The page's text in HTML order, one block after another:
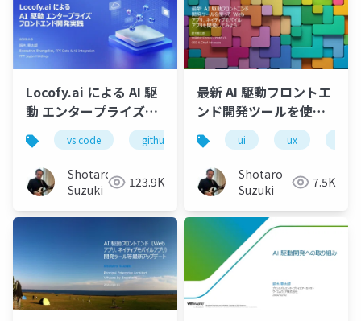
Locofy.ai による AI 駆
動 エンタープライズフ
ロンドエンド開発実践-
s
vs code github copilot gemini locofy.ai
Shotaro
Suzuki
123.9K
最新 AI 駆動フロントエ
ンド開発ツールを使っ
て Web アプリ、ネイテ
ィブモバイルアプリを
開発してみよう
ui ux
Shotaro
Suzuki
7.5K